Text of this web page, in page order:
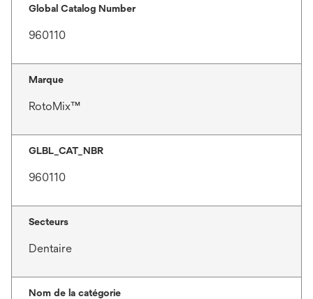
Global Catalog Number
960110
Marque
RotoMix™
GLBL_CAT_NBR
960110
Secteurs
Dentaire
Nom de la catégorie